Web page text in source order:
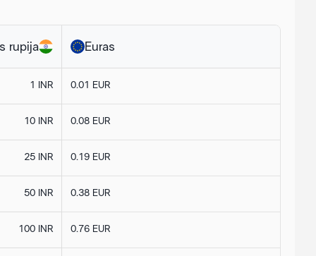
rupija Euras
1 INR 0.01 EUR
10 INR 0.08 EUR
25 INR 0.19 EUR
50 INR 0.38 EUR
100 INR 0.76 EUR